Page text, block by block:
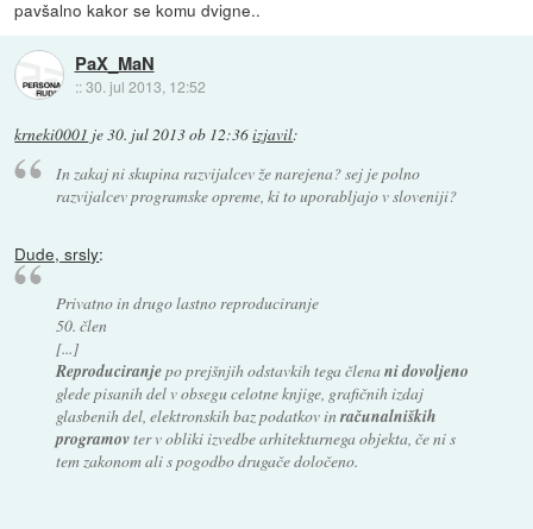
pavšalno kakor se komu dvigne..
PaX_MaN
::30. jul 2013, 12:52
krneki0001 je30. jul 2013 ob 12:36izjavil:
In zakaj ni skupina razvijalcev že narejena? sej je polno
razvijalcev programske opreme, ki to uporabljajo v sloveniji?
Dude, srsly:
Privatno in drugo lastno reproduciranje
50. člen
[...]
Reproduciranjepo prejšnjih odstavkih tega členani dovoljeno
glede pisanih del v obsegu celotne knjige, grafičnih izdaj
glasbenih del, elektronskih baz podatkov inračunalniških
programovter v obliki izvedbe arhitekturnega objekta, če ni s
tem zakonom ali s pogodbo drugače določeno.